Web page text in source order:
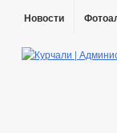
Новости